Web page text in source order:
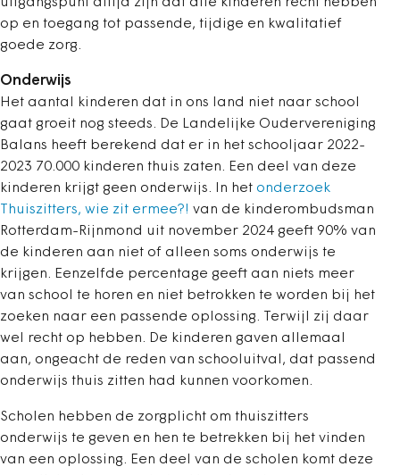
op en toegang tot passende, tijdige en kwalitatief
goede zorg.
Onderwijs
Het aantal kinderen dat in ons land niet naar school
gaat groeit nog steeds. De Landelijke Oudervereniging
Balans heeft berekend dat er in het schooljaar 2022-
2023 70.000 kinderen thuis zaten. Een deel van deze
kinderen krijgt geen onderwijs. In het onderzoek
Thuiszitters, wie zit ermee?! van de kinderombudsman
Rotterdam-Rijnmond uit november 2024 geeft 90% van
de kinderen aan niet of alleen soms onderwijs te
krijgen. Eenzelfde percentage geeft aan niets meer
van school te horen en niet betrokken te worden bij het
zoeken naar een passende oplossing. Terwijl zij daar
wel recht op hebben. De kinderen gaven allemaal
aan, ongeacht de reden van schooluitval, dat passend
onderwijs thuis zitten had kunnen voorkomen.
Scholen hebben de zorgplicht om thuiszitters
onderwijs te geven en hen te betrekken bij het vinden
van een oplossing. Een deel van de scholen komt deze